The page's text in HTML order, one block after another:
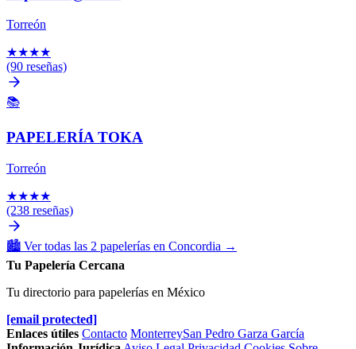
Torreón
★★★★
(90 reseñas)
📚
PAPELERÍA TOKA
Torreón
★★★★
(238 reseñas)
🏙️ Ver todas las 2 papelerías en Concordia →
Tu Papelería Cercana
Tu directorio para papelerías en México
[email protected]
Enlaces útiles Contacto MonterreySan Pedro Garza García